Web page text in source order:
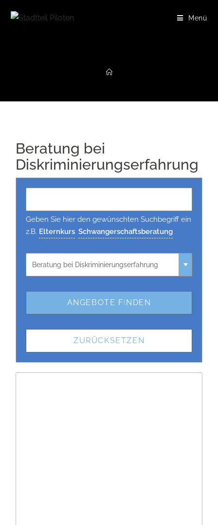
Menü
Beratung bei
Diskriminierungserfahrung
Geben Sie hier den gewünschten Suchbegriff ein
z.B. Elternkurs Schwangerschaftsberatung